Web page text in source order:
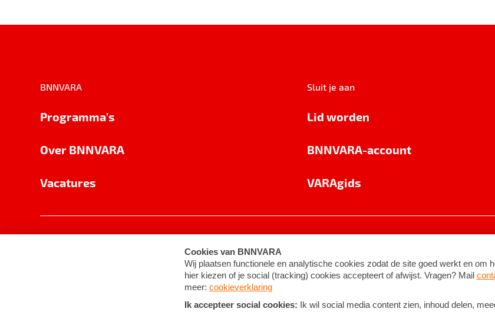
BNNVARA
Programma's
Over BNNVARA
Vacatures
Sluit je aan
Lid worden
BNNVARA-account
VARAgids
Cookie-instellingen Algemene voorwaarden ©2026BNNVARA